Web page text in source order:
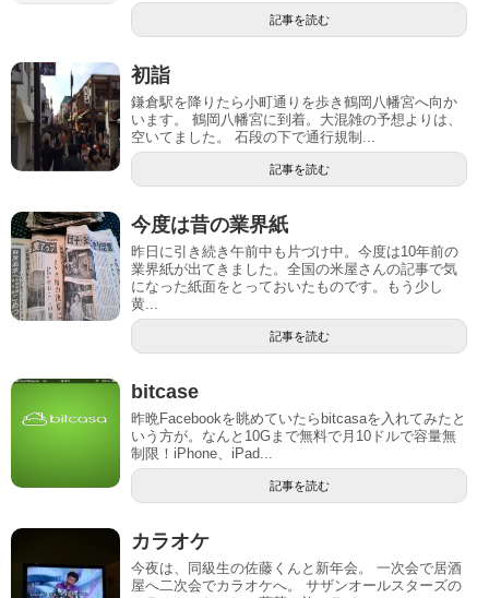
記事を読む
初詣
鎌倉駅を降りたら小町通りを歩き鶴岡八幡宮へ向か
います。 鶴岡八幡宮に到着。大混雑の予想よりは、
空いてました。 石段の下で通行規制...
記事を読む
今度は昔の業界紙
昨日に引き続き午前中も片づけ中。今度は10年前の
業界紙が出てきました。全国の米屋さんの記事で気
になった紙面をとっておいたものです。もう少し
黄...
記事を読む
bitcase
昨晩Facebookを眺めていたらbitcasaを入れてみたと
いう方が。なんと10Gまで無料で月10ドルで容量無
制限！iPhone、iPad...
記事を読む
カラオケ
今夜は、同級生の佐藤くんと新年会。 一次会で居酒
屋へ二次会でカラオケへ。 サザンオールスターズの